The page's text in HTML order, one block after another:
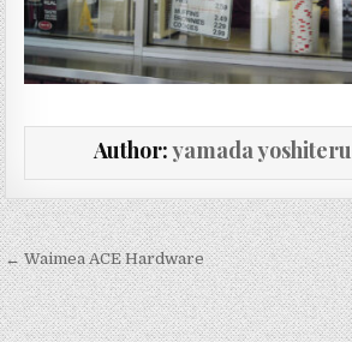
Author:yamada yoshiteru
投稿ナビゲーション
← Waimea ACE Hardware